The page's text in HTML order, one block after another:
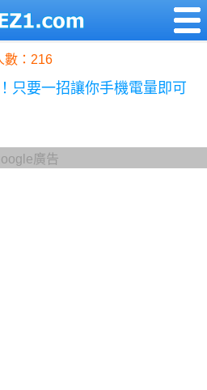
數：216
只要一招讓你手機電量即可
廣告